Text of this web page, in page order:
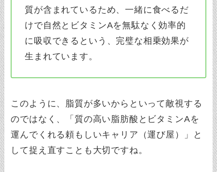
質が含まれているため、一緒に食べるだ
けで自然とビタミンAを無駄なく効率的
に吸収できるという、完璧な相乗効果が
生まれています。
このように、脂質が多いからといって敵視する
のではなく、「質の高い脂肪酸とビタミンAを
運んでくれる頼もしいキャリア（運び屋）」と
して捉え直すことも大切ですね。